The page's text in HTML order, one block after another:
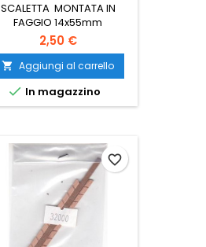
SCALETTA MONTATA IN
FAGGIO 14x55mm
2,50 €
 Aggiungi al carrello
 In magazzino
favorite_border